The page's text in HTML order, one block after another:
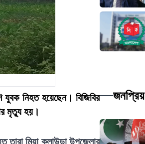
যুবক নিহত হয়েছেন। বিজিবির
মৃত্যু হয়।
মিয়া কুলাউড়া উপজেলার
জনপ্রিয়